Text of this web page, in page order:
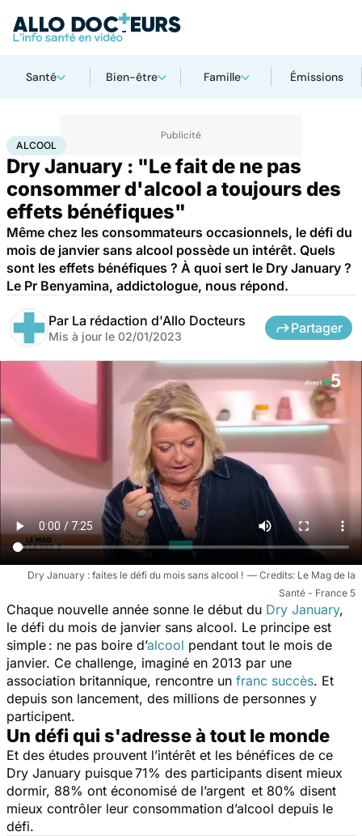
Santé Bien-être Famille Émissions
AccueilSanté Drogues et addictions
ALCOOL
Dry January : "Le fait de ne pas
consommer d'alcool a toujours des
effets bénéfiques"
Même chez les consommateurs occasionnels, le défi du
mois de janvier sans alcool possède un intérêt. Quels
sont les effets bénéfiques ? À quoi sert le Dry January ?
Le Pr Benyamina, addictologue, nous répond.
Par La rédaction d'Allo Docteurs
Mis à jour le 02/01/2023
Partager
Dry January : faites le défi du mois sans alcool !
Le Mag de la
Santé - France 5
Chaque nouvelle année sonne le début du Dry January,
le défi du mois de janvier sans alcool. Le principe est
simple : ne pas boire d’alcool pendant tout le mois de
janvier. Ce challenge, imaginé en 2013 par une
association britannique, rencontre un franc succès. Et
depuis son lancement, des millions de personnes y
participent.
Un défi qui s'adresse à tout le monde
Et des études prouvent l’intérêt et les bénéfices de ce
Dry January puisque 71% des participants disent mieux
dormir, 88% ont économisé de l’argent et 80% disent
mieux contrôler leur consommation d’alcool depuis le
défi.